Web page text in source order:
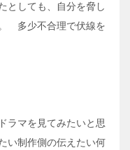
としても、自分を脅し
多少不合理で伏線を
ラマを見てみたいと思
い制作側の伝えたい何